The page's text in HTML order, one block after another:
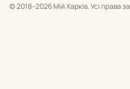
© 2018–2026 Мій Харків. Усі права